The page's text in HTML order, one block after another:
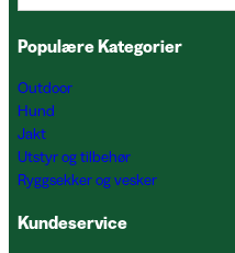
Populære Kategorier
Outdoor
Hund
Jakt
Utstyr og tilbehør
Ryggsekker og vesker
Kundeservice